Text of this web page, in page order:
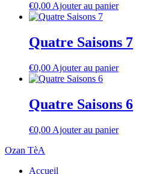
€0,00 Ajouter au panier
Quatre Saisons 7
€0,00 Ajouter au panier
Quatre Saisons 6
€0,00 Ajouter au panier
Ozan TèA
Accueil